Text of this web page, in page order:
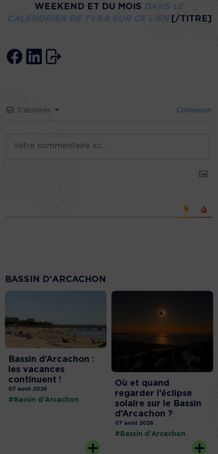
WEEKEND ET DU MOIS DANS LE
CALENDRIER DE TVBA SUR CE LIEN [/TITRE]
S’abonner Connexion
BASSIN D'ARCACHON
Bassin d’Arcachon :
les vacances
continuent !
07 août 2026
#Bassin d'Arcachon
Où et quand
regarder l’éclipse
solaire sur le Bassin
d’Arcachon ?
07 août 2026
#Bassin d'Arcachon